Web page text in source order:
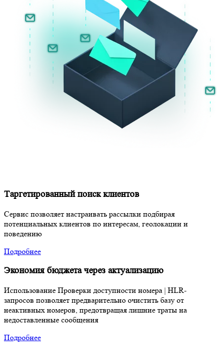
Таргетированный поиск клиентов
Сервис позволяет настраивать рассылки подбирая
потенциальных клиентов по интересам, геолокации и
поведению
Подробнее
Экономия бюджета через актуализацию
Использование Проверки доступности номера | HLR-
запросов позволяет предварительно очистить базу от
неактивных номеров, предотвращая лишние траты на
недоставленные сообщения
Подробнее